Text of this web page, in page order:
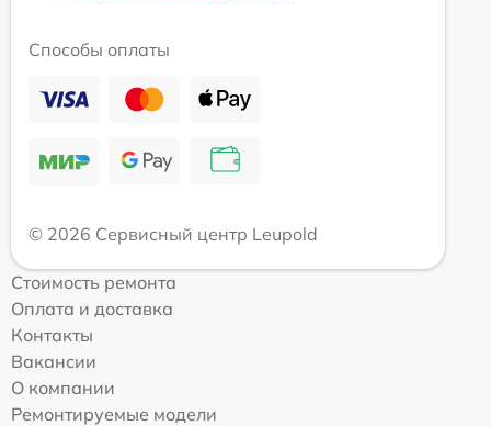
Способы оплаты
© 2026 Сервисный центр Leupold
Стоимость ремонта
Оплата и доставка
Контакты
Вакансии
О компании
Ремонтируемые модели